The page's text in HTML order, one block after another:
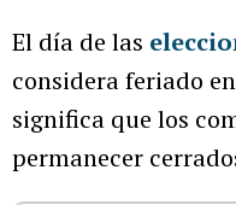
El día de las
considera feriado
significa que los
permanecer